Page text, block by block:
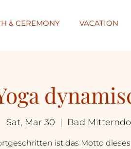
& CEREMONY VACATION
Sat, Mar 30
  |
Bad
ist das Motto